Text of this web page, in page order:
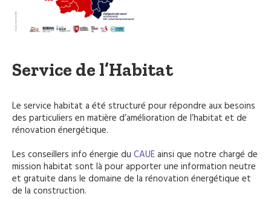
Service de l’Habitat
Le service habitat a été structuré pour répondre aux besoins
des particuliers en matière d’amélioration de l’habitat et de
rénovation énergétique.
Les conseillers info énergie du CAUEainsi que notre chargé de
mission habitat sont là pour apporter une information neutre
et gratuite dans le domaine de la rénovation énergétique et
de la construction.